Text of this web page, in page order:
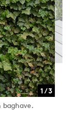
baghave.
1 / 3